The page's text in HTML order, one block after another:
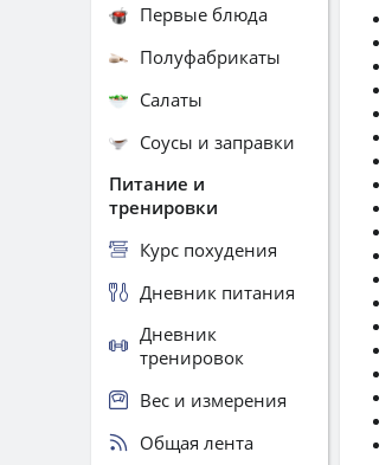
Первые блюда
Полуфабрикаты
Салаты
Соусы и заправки
Питание и
тренировки
Курс похудения
Дневник питания
Дневник
тренировок
Вес и измерения
Общая лента